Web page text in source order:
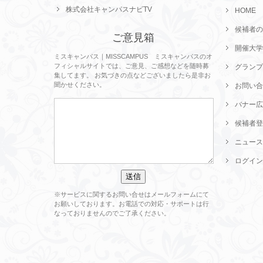
株式会社キャンパスナビTV
ご意見箱
ミスキャンパス｜MISSCAMPUS ミスキャンパスのオ
フィシャルサイトでは、ご意見、ご感想などを随時募
集してます。 お気づきの点などございましたら是非お
聞かせください。
※サービスに関するお問い合せはメールフォームにて
お願いしております。お電話での対応・サポートは行
なっておりませんのでご了承ください。
HOME
候補者
開催大
グラン
お問い
バナー
候補者
ニュース
ログイン